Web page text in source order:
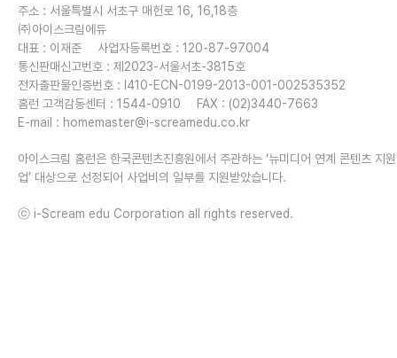
주소 : 서울특별시 서초구 매헌로 16, 16,18층
㈜아이스크림에듀
대표 : 이재준
사업자등록번호 : 120-87-97004
통신판매신고번호 : 제2023-서울서초-3815호
전자출판물인증번호 : I410-ECN-0199-2013-001-002535352
홈런 고객감동센터 : 1544-0910
FAX : (02)3440-7663
E-mail : homemaster@i-screamedu.co.kr
아이스크림 홈런은 한국콘텐츠진흥원에서 주관하는 ‘뉴미디어 연계 콘텐츠 지
업’ 대상으로 선정되어 사업비의 일부를 지원받았습니다.
ⓒ i-Scream edu Corporation all rights reserved.